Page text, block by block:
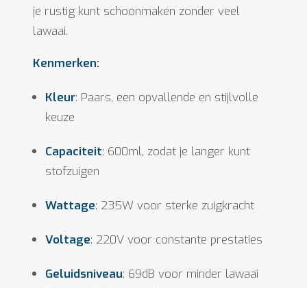
je rustig kunt schoonmaken zonder veel
lawaai.
Kenmerken:
Kleur: Paars, een opvallende en stijlvolle
keuze
Capaciteit: 600ml, zodat je langer kunt
stofzuigen
Wattage: 235W voor sterke zuigkracht
Voltage: 220V voor constante prestaties
Geluidsniveau: 69dB voor minder lawaai